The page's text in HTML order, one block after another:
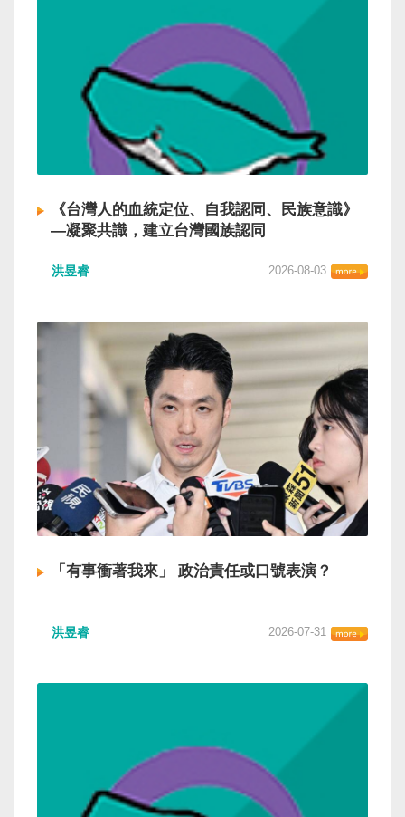
《台灣人的血統定位、自我認同、民族意識》
—凝聚共識，建立台灣國族認同
洪昱睿 2026-08-03
「有事衝著我來」 政治責任或口號表演？
洪昱睿 2026-07-31